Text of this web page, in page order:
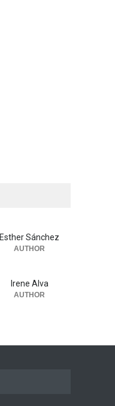
Esther Sánchez
AUTHOR
Irene Alva
AUTHOR